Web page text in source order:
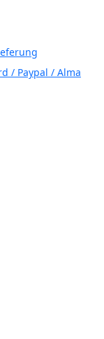
/ Paypal / Alma